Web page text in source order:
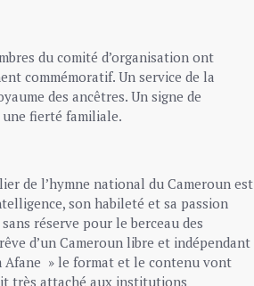
du comité d’organisation ont
commémoratif. Un service de la
des ancêtres. Un signe de
une fierté familiale.
de l’hymne national du Cameroun est
son habileté et sa passion
réserve pour le berceau des
d’un Cameroun libre et indépendant
Afane » le format et le contenu vont
très attaché aux institutions